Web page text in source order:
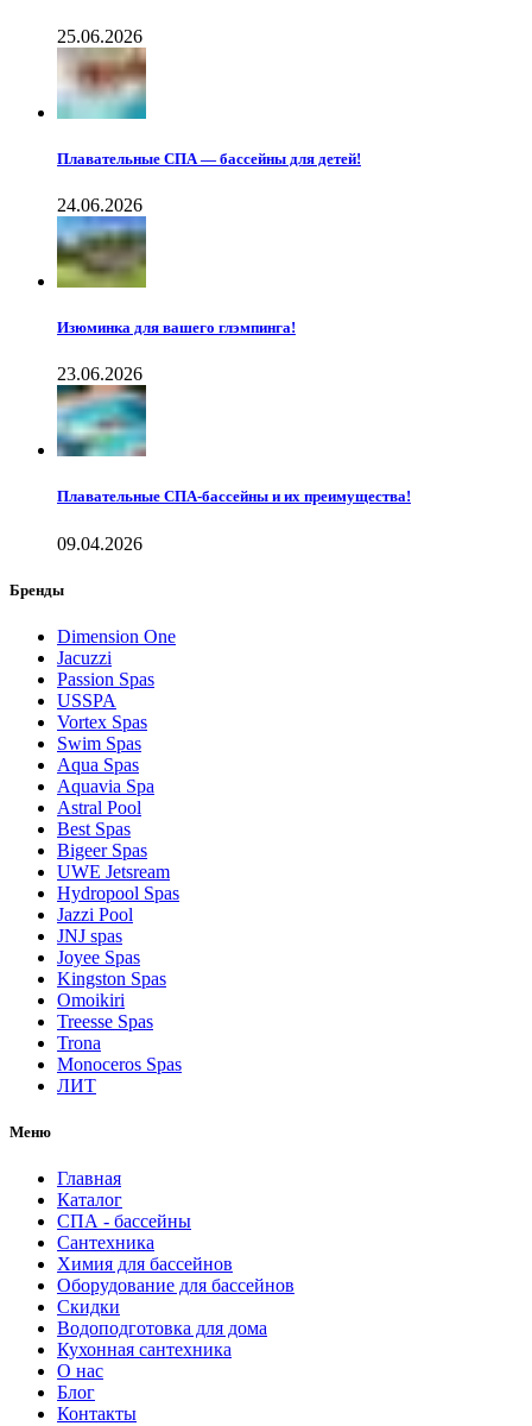
25.06.2026
Плавательные СПА — бассейны для детей!
24.06.2026
Изюминка для вашего глэмпинга!
23.06.2026
Плавательные СПА-бассейны и их преимущества!
09.04.2026
Бренды
Dimension One
Jacuzzi
Passion Spas
USSPA
Vortex Spas
Swim Spas
Aqua Spas
Aquavia Spa
Astral Pool
Best Spas
Bigeer Spas
UWE Jetsream
Hydropool Spas
Jazzi Pool
JNJ spas
Joyee Spas
Kingston Spas
Omoikiri
Treesse Spas
Trona
Monoceros Spas
ЛИТ
Меню
Главная
Каталог
СПА - бассейны
Сантехника
Химия для бассейнов
Оборудование для бассейнов
Скидки
Водоподготовка для дома
Кухонная сантехника
О нас
Блог
Контакты